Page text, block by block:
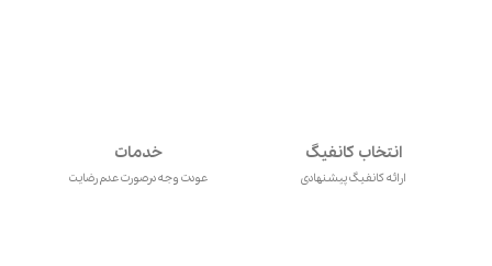
انتخاب کانفیگ
ارائه کانفیگ پیشنهادی
خدمات
عودت وجه درصورت عدم رضایت